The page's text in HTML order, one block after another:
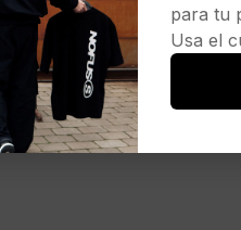
para tu
Usa el